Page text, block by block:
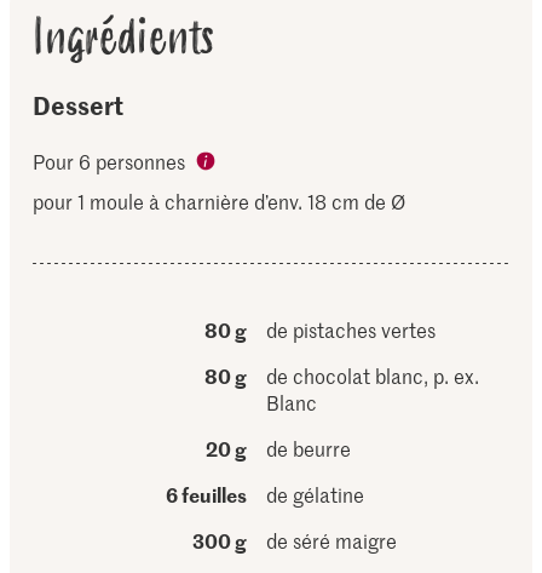
Ingrédients
Dessert
Pour 6 personnes
pour 1 moule à charnière d’env. 18 cm de Ø
80 g
de pistaches vertes
80 g
de chocolat blanc, p. ex.
Blanc
20 g
de beurre
6 feuilles
de gélatine
300 g
de séré maigre